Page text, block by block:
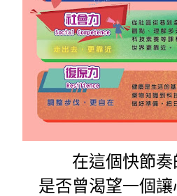
在這個快節奏
是否曾渴望一個